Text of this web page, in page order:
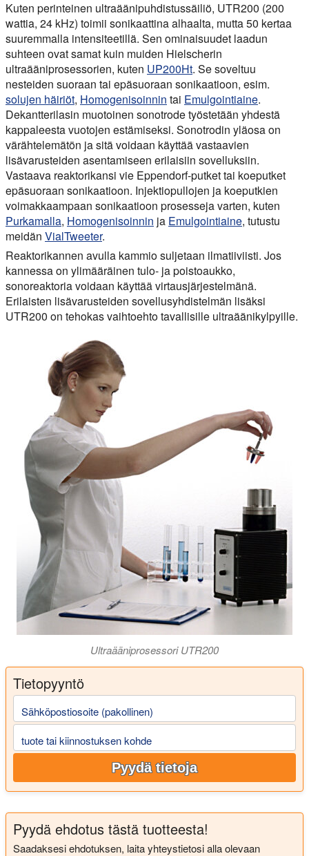
Kuten perinteinen ultraäänipuhdistussäiliö, UTR200 (200
wattia, 24 kHz) toimii sonikaattina alhaalta, mutta 50 kertaa
suuremmalla intensiteetillä. Sen ominaisuudet laadun
suhteen ovat samat kuin muiden Hielscherin
ultraääniprosessorien, kuten UP200Ht. Se soveltuu
nesteiden suoraan tai epäsuoraan sonikaatioon, esim.
solujen häiriöt, Homogenisoinnin tai Emulgointiaine.
Dekantterilasin muotoinen sonotrode työstetään yhdestä
kappaleesta vuotojen estämiseksi. Sonotrodin yläosa on
värähtelemätön ja sitä voidaan käyttää vastaavien
lisävarusteiden asentamiseen erilaisiin sovelluksiin.
Vastaava reaktorikansi vie Eppendorf-putket tai koeputket
epäsuoraan sonikaatioon. Injektiopullojen ja koeputkien
voimakkaampaan sonikaatioon prosesseja varten, kuten
Purkamalla, Homogenisoinnin ja Emulgointiaine, tutustu
meidän VialTweeter.
Reaktorikannen avulla kammio suljetaan ilmatiiviisti. Jos
kannessa on ylimääräinen tulo- ja poistoaukko,
sonoreaktoria voidaan käyttää virtausjärjestelmänä.
Erilaisten lisävarusteiden sovellusyhdistelmän lisäksi
UTR200 on tehokas vaihtoehto tavallisille ultraäänikylpyille.
Ultraääniprosessori UTR200
Tietopyyntö
Sähköpostiosoite (pakollinen)
tuote tai kiinnostuksen kohde
Pyydä tietoja
Pyydä ehdotus tästä tuotteesta!
Saadaksesi ehdotuksen, laita yhteystietosi alla olevaan